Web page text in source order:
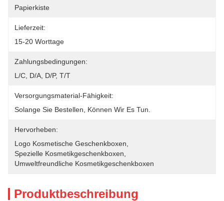
Papierkiste
Lieferzeit:
15-20 Worttage
Zahlungsbedingungen:
L/C, D/A, D/P, T/T
Versorgungsmaterial-Fähigkeit:
Solange Sie Bestellen, Können Wir Es Tun.
Hervorheben:
Logo Kosmetische Geschenkboxen
Spezielle Kosmetikgeschenkboxen
Umweltfreundliche Kosmetikgeschenkboxen
Produktbeschreibung